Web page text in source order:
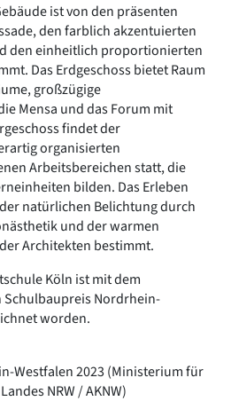
ist von den präsenten
den farblich akzentuierten
den einheitlich proportionierten
Das Erdgeschoss bietet Raum
großzügige
Mensa und das Forum mit
findet der
organisierten
Arbeitsbereichen statt, die
bilden. Das Erleben
natürlichen Belichtung durch
und der warmen
Architekten bestimmt.
Köln ist mit dem
Nordrhein-
worden.
Westfalen 2023 (Ministerium für
NRW / AKNW)